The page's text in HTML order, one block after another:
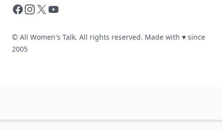
Facebook
Instagram
X YouTube
© All Women's Talk. All rights reserved. Made with ♥ since
2005